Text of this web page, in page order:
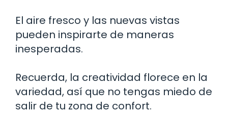
El aire fresco y las nuevas vistas
pueden inspirarte de maneras
inesperadas.
Recuerda, la creatividad florece en la
variedad, así que no tengas miedo de
salir de tu zona de confort.